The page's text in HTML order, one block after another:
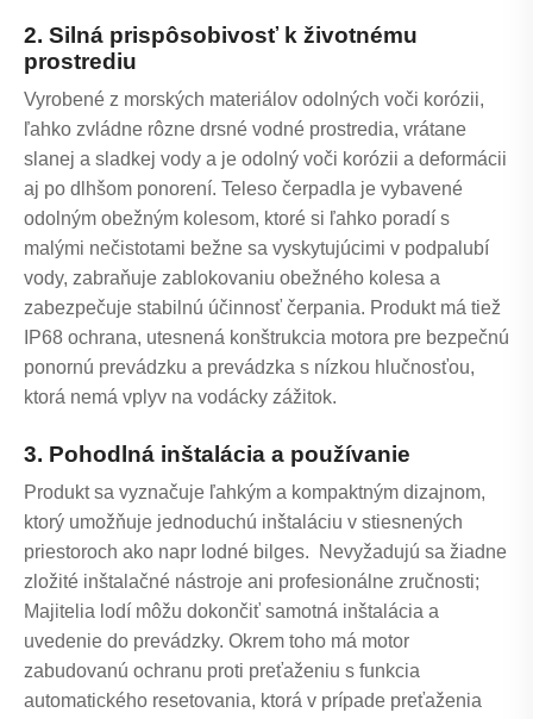
2. Silná prispôsobivosť k životnému
prostrediu
Vyrobené z morských materiálov odolných voči korózii,
ľahko zvládne rôzne drsné vodné prostredia, vrátane
slanej a sladkej vody a je odolný voči korózii a deformácii
aj po dlhšom ponorení. Teleso čerpadla je vybavené
odolným obežným kolesom, ktoré si ľahko poradí s
malými nečistotami bežne sa vyskytujúcimi v podpalubí
vody, zabraňuje zablokovaniu obežného kolesa a
zabezpečuje stabilnú účinnosť čerpania. Produkt má tiež
IP68 ochrana, utesnená konštrukcia motora pre bezpečnú
ponornú prevádzku a prevádzka s nízkou hlučnosťou,
ktorá nemá vplyv na vodácky zážitok.
3. Pohodlná inštalácia a používanie
Produkt sa vyznačuje ľahkým a kompaktným dizajnom,
ktorý umožňuje jednoduchú inštaláciu v stiesnených
priestoroch ako napr lodné bilges. Nevyžadujú sa žiadne
zložité inštalačné nástroje ani profesionálne zručnosti;
Majitelia lodí môžu dokončiť samotná inštalácia a
uvedenie do prevádzky. Okrem toho má motor
zabudovanú ochranu proti preťaženiu s funkcia
automatického resetovania, ktorá v prípade preťaženia